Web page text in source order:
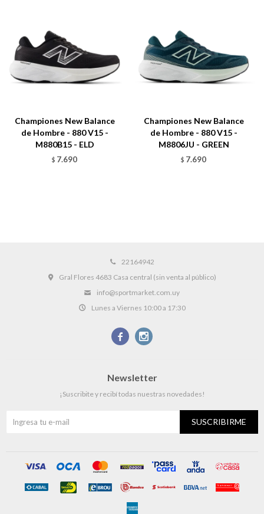
Championes New Balance
de Hombre - 880 V15 -
M880B15 - ELD
$ 7.690
Championes New Balance
de Hombre - 880 V15 -
M8806JU - GREEN
$ 7.690
22164942
Gral Flores 4683 Casa central (sin venta al público)
info@sportmarket.com.uy
Lunes a Viernes 10:00 a 17:30
 
Newsletter
¡Suscribite y recibí todas nuestras novedades!
SUSCRIBIRME